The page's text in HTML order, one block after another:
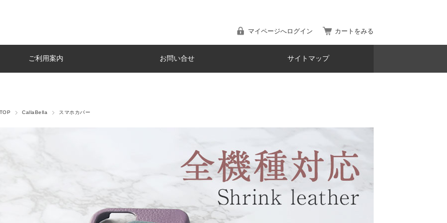
マイページへログイン カートをみる
ご利用案内 お問い合せ サイトマップ
TOP CallaBella スマホカバー